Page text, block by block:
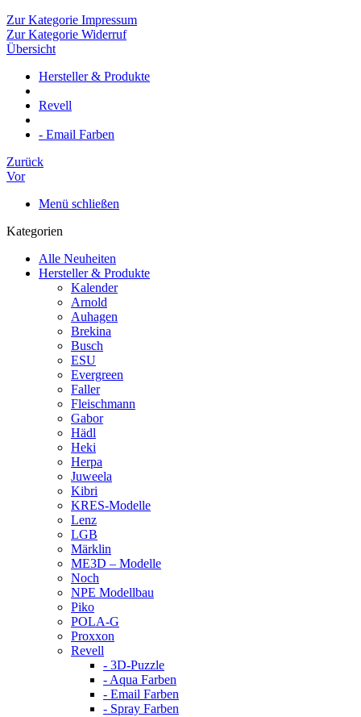
Zur Kategorie Impressum
Zur Kategorie Widerruf
Übersicht
Hersteller & Produkte
Revell
- Email Farben
Zurück
Vor
Menü schließen
Kategorien
Alle Neuheiten
Hersteller & Produkte
Kalender
Arnold
Auhagen
Brekina
Busch
ESU
Evergreen
Faller
Fleischmann
Gabor
Hädl
Heki
Herpa
Juweela
Kibri
KRES-Modelle
Lenz
LGB
Märklin
ME3D – Modelle
Noch
NPE Modellbau
Piko
POLA-G
Proxxon
Revell
- 3D-Puzzle
- Aqua Farben
- Email Farben
- Spray Farben